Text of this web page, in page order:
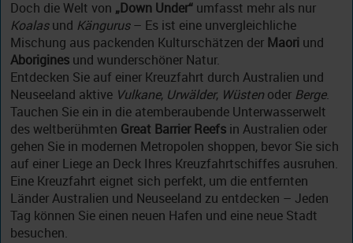
Doch die Welt von „Down Under“umfasst mehr als nur
Koalasund Kängurus– Es ist eine unvergleichliche
Mischung aus packenden Kulturschätzen der Maori und
Aborigines und wunderschöner Natur.
Entdecken Sie auf einer Kreuzfahrt durch Australien und
Neuseeland aktive Vulkane, Urwälder, Wüsten oder Berge.
Tauchen Sie ein in die atemberaubende Unterwasserwelt
des weltberühmten Great Barrier Reefsin Australien oder
gehen Sie in modernen Metropolen shoppen, bevor Sie sich
auf einer Liege an Deck Ihres Kreuzfahrtschiffes ausruhen.
Eine Kreuzfahrt eignet sich perfekt, um die entfernten
Länder Australien und Neuseeland zu entdecken – Jeden
Tag können Sie einen neuen Hafen und eine neue Stadt
besuchen.